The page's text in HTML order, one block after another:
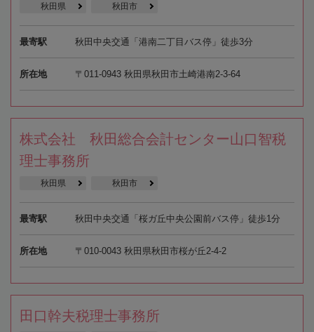
秋田県 秋田市
最寄駅 秋田中央交通「港南二丁目バス停」徒歩3分
所在地 〒011-0943 秋田県秋田市土崎港南2-3-64
株式会社 秋田総合会計センター山口智税
理士事務所
秋田県 秋田市
最寄駅 秋田中央交通「桜ガ丘中央公園前バス停」徒歩1分
所在地 〒010-0043 秋田県秋田市桜が丘2-4-2
田口幹夫税理士事務所